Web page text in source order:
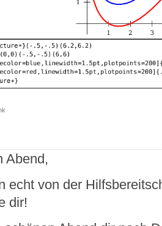
Abend,
echt von der
dir!